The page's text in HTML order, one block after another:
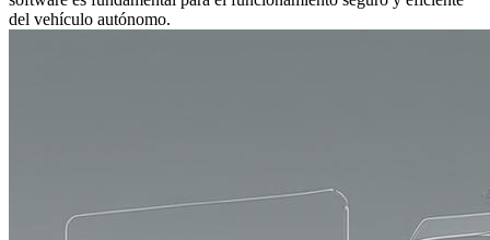
del vehículo autónomo.